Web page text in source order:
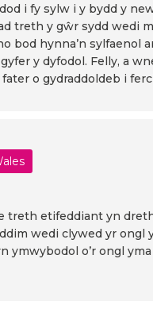
i fy sylw i y bydd y
treth y gŵr sydd wedi
bod hynna’n
y dyfodol. Felly, a
o gydraddoldeb i
treth etifeddiant yn
wedi clywed yr ongl
ymwybodol o’r ongl